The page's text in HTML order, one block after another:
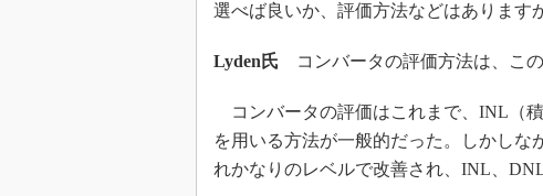
選べば良いか、評価方法などはあります
Lyden氏 コンバータの評価方法は、こ
コンバータの評価はこれまで、INL（
を用いる方法が一般的だった。しかし
れかなりのレベルで改善され、INL、